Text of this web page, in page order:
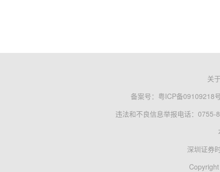
关
备案号： 粤ICP备09109218
违法和不良信息举报电话：0755-
深圳证券